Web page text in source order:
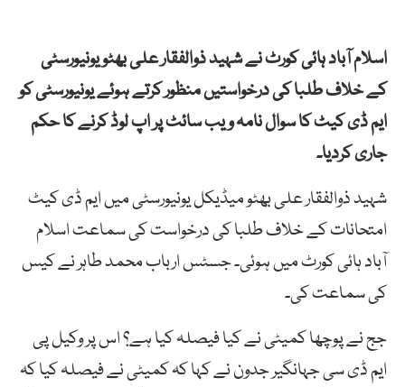
اسلام آباد ہائی کورٹ نے شہید ذوالفقار علی بھٹو یونیورسٹی
کے خلاف طلبا کی درخواستیں منظور کرتے ہوئے یونیورسٹی کو
ایم ڈی کیٹ کا سوال نامہ ویب سائٹ پر اپ لوڈ کرنے کا حکم
جاری کردیا۔
شہید ذوالفقار علی بھٹو میڈیکل یونیورسٹی میں ایم ڈی کیٹ
امتحانات کے خلاف طلبا کی درخواست کی سماعت اسلام
آباد ہائی کورٹ میں ہوئی۔ جسٹس ارباب محمد طاہر نے کیس
کی سماعت کی۔
جج نے پوچھا کمیٹی نے کیا فیصلہ کیا ہے؟ اس پر وکیل پی
ایم ڈی سی جہانگیر جدون نے کہا کہ کمیٹی نے فیصلہ کیا کہ